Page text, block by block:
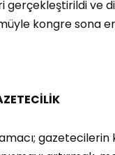
gerçekleştirildi ve
kongre sona
gazetecilerin